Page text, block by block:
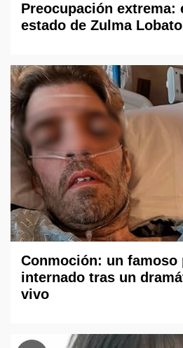
Preocupación extrema:
estado de Zulma Lobato
Conmoción: un famoso
internado tras un
vivo